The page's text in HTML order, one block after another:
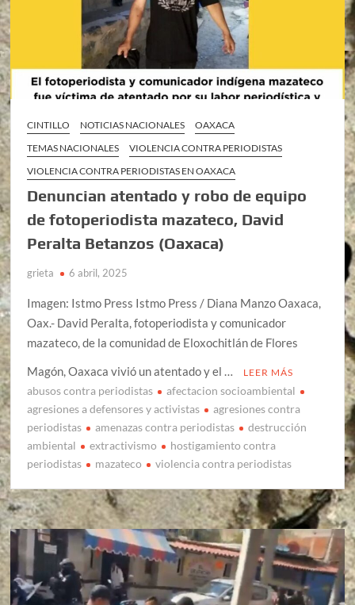
CINTILLO NOTICIAS NACIONALES
OAXACA
TEMAS NACIONALES
VIOLENCIA CONTRA PERIODISTAS
VIOLENCIA CONTRA PERIODISTAS EN OAXACA
Denuncian atentado y robo de equipo
de fotoperiodista mazateco, David
Peralta Betanzos (Oaxaca)
grieta 6 abril, 2025
Imagen: Istmo Press Istmo Press / Diana Manzo Oaxaca,
Oax.- David Peralta, fotoperiodista y comunicador
mazateco, de la comunidad de Eloxochitlán de Flores
Magón, Oaxaca vivió un atentado y el …
LEER MÁS
abusos contra periodistas
afectacion socioambiental
agresiones a defensores y activistas
agresiones contra
periodistas
amenazas contra periodistas
destrucción
ambiental
extractivismo
hostigamiento contra
periodistas
mazateco violencia contra periodistas